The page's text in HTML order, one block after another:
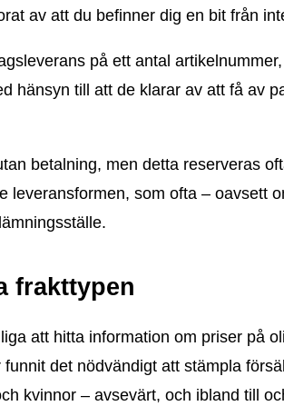
av att du befinner dig en bit från
på ett antal
hänsyn till att de klarar av att få av
betalning, men detta reserveras
leveransformen, som ofta – oavsett
frakttypen
att hitta information om priser på
det nödvändigt att stämpla
kvinnor – avsevärt, och ibland till